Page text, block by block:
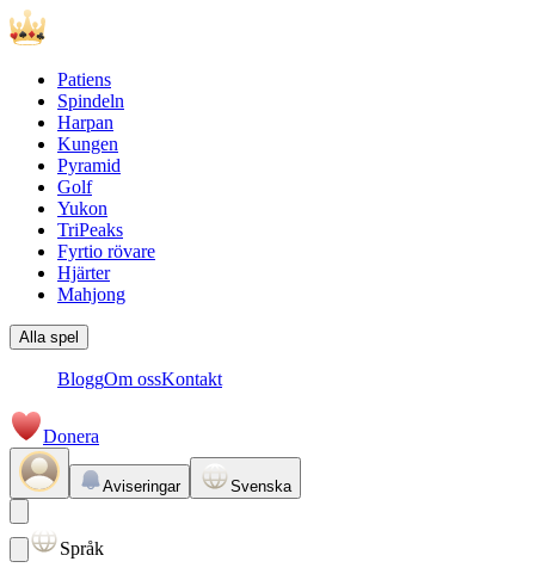
Patiens
Spindeln
Harpan
Kungen
Pyramid
Golf
Yukon
TriPeaks
Fyrtio rövare
Hjärter
Mahjong
Alla spel
BloggOm ossKontakt
Donera
Aviseringar Svenska
Språk